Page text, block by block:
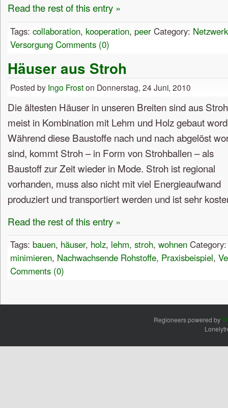
Read the rest of this entry »
Tags: collaboration, kooperation, peer Category:
Versorgung Comments (0)
Häuser aus Stroh
Posted by Ingo Froston Donnerstag, 24 Juni, 2010
Die ältesten Häuser in unseren Breiten sind aus
meist in Kombination mit Lehm und Holz gebaut
Während diese Baustoffe nach und nach abgelöst
sind, kommt Stroh – in Form von Strohballen – als
Baustoff zur Zeit wieder in Mode. Stroh ist regional
vorhanden, muss also nicht mit viel Energieaufwand
produziert und transportiert werden und ist sehr
Read the rest of this entry »
Tags: bauen, häuser, holz, lehm, stroh, wohnen
minimieren, Nachwachsende Rohstoffe, Praxisbeispiel,
Comments (0)
Regioneers powered by